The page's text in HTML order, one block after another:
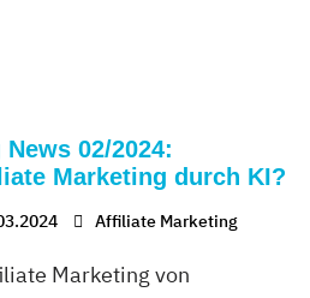
02/2024:
Marketing durch KI?
Affiliate Marketing
Marketing von